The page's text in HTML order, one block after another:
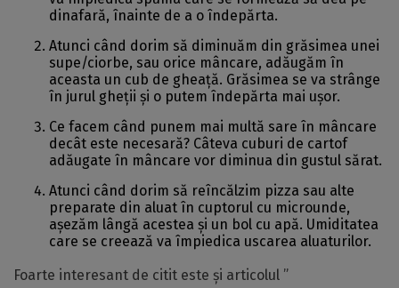
dinafară, înainte de a o îndepărta.
Atunci când dorim să diminuăm din grăsimea unei
supe/ciorbe, sau orice mâncare, adăugăm în
aceasta un cub de gheață. Grăsimea se va strânge
în jurul gheții și o putem îndepărta mai ușor.
Ce facem când punem mai multă sare în mâncare
decât este necesară? Câteva cuburi de cartof
adăugate în mâncare vor diminua din gustul sărat.
Atunci când dorim să reîncălzim pizza sau alte
preparate din aluat în cuptorul cu microunde,
așezăm lângă acestea și un bol cu apă. Umiditatea
care se creează va împiedica uscarea aluaturilor.
Foarte interesant de citit este și articolul ”